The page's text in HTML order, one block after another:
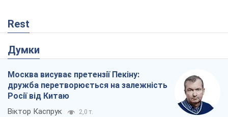
Rest
Думки
Москва висуває претензії Пекіну:
дружба перетворюється на залежність
Росії від Китаю
Віктор Каспрук 2,0 т.